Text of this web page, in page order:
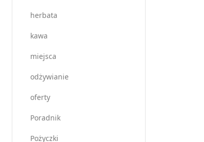
herbata
kawa
miejsca
odżywianie
oferty
Poradnik
Pożyczki